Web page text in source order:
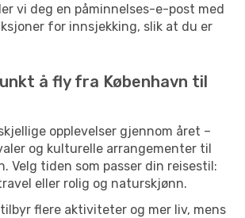
vi deg en påminnelses-e-post med
for innsjekking, slik at du er
å fly fra København til
opplevelser gjennom året –
og kulturelle arrangementer til
Velg tiden som passer din reisestil:
eller rolig og naturskjønn.
flere aktiviteter og mer liv, mens